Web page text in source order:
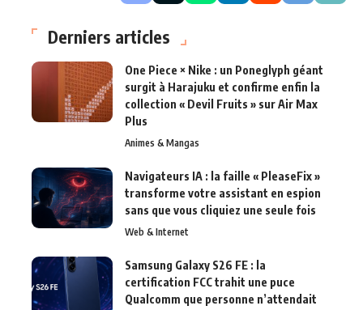
Derniers articles
One Piece × Nike : un Poneglyph géant
surgit à Harajuku et confirme enfin la
collection « Devil Fruits » sur Air Max
Plus
Animes & Mangas
Navigateurs IA : la faille « PleaseFix »
transforme votre assistant en espion
sans que vous cliquiez une seule fois
Web & Internet
Samsung Galaxy S26 FE : la
certification FCC trahit une puce
Qualcomm que personne n’attendait